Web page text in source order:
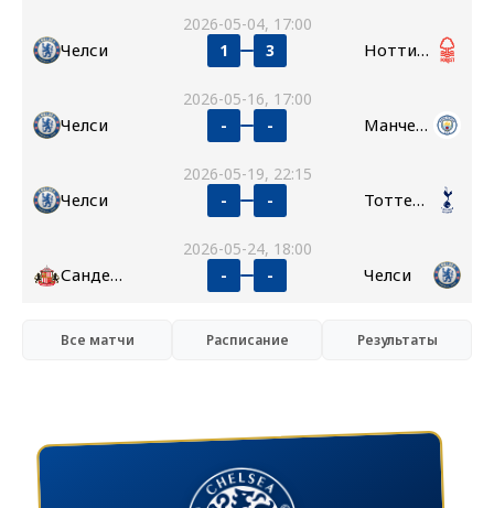
2026-05-04, 17:00
Челси 1 3 Ноттингем Форест
2026-05-16, 17:00
Челси - - Манчестер Сити
2026-05-19, 22:15
Челси - - Тоттенхэм
2026-05-24, 18:00
Сандерленд - - Челси
Все матчи Расписание Результаты